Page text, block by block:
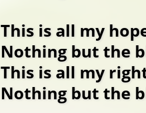
This is all my
Nothing but the
This is all my
Nothing but the